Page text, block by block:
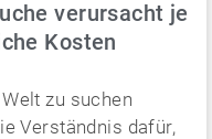
verursacht je
Kosten
zu suchen
Verständnis dafür,